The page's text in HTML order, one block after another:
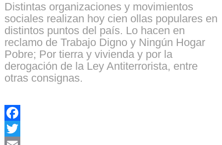
Distintas organizaciones y movimientos
sociales realizan hoy cien ollas populares en
distintos puntos del país. Lo hacen en
reclamo de Trabajo Digno y Ningún Hogar
Pobre; Por tierra y vivienda y por la
derogación de la Ley Antiterrorista, entre
otras consignas.
Facebook